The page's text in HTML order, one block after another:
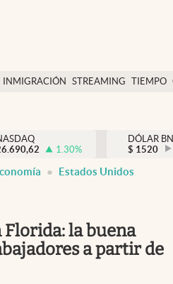
INMIGRACIÓN STREAMING TIEMPO
México
USA
1.30%
DÓLAR
$ 1520
Estados Unidos
la buena
a partir de